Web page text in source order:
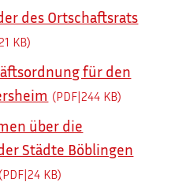
des Ortschaftsrats
KB)
für den
(PDF|244 KB)
über die
Städte Böblingen
(PDF|24 KB)